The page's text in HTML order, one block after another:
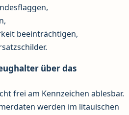
beeinträchtigen,
über das
frei am Kennzeichen ablesbar.
werden im litauischen